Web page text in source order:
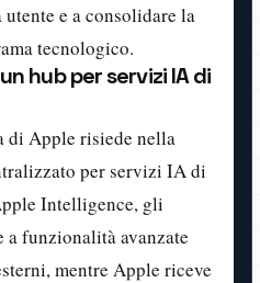
e a consolidare la
tecnologico.
hub per servizi IA di
di Apple risiede nella
per servizi IA di
Intelligence, gli
a funzionalità avanzate
mentre Apple riceve